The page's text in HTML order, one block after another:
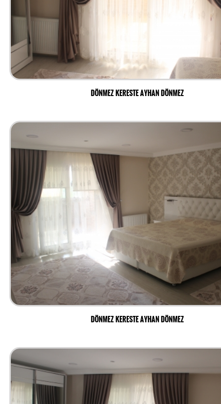
DÖNMEZ KERESTE AYHAN DÖNMEZ
DÖNMEZ KERESTE AYHAN DÖNMEZ